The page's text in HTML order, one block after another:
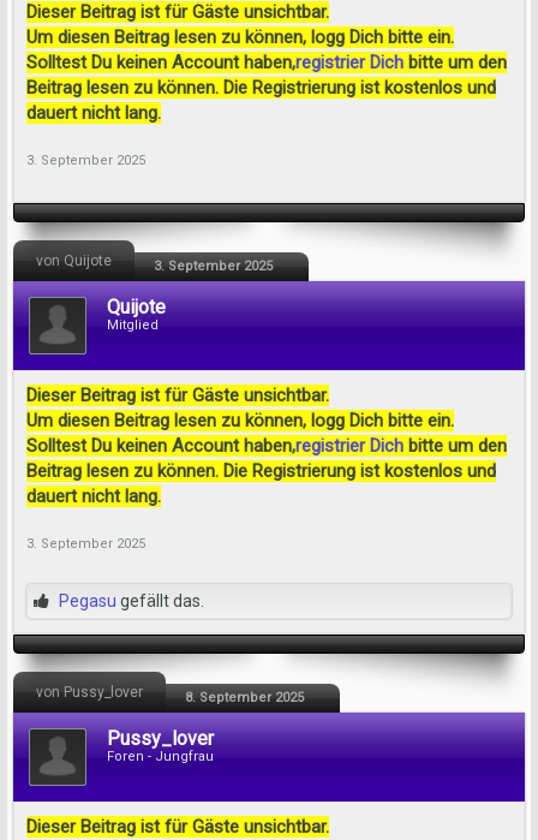
Dieser Beitrag ist für Gäste unsichtbar.
Um diesen Beitrag lesen zu können, logg Dich bitte ein.
Solltest Du keinen Account haben,registrier Dich bitte um den
Beitrag lesen zu können. Die Registrierung ist kostenlos und
dauert nicht lang.
3. September 2025
von Quijote 3. September 2025
Quijote
Mitglied
Dieser Beitrag ist für Gäste unsichtbar.
Um diesen Beitrag lesen zu können, logg Dich bitte ein.
Solltest Du keinen Account haben,registrier Dich bitte um den
Beitrag lesen zu können. Die Registrierung ist kostenlos und
dauert nicht lang.
3. September 2025
Pegasu gefällt das.
von Pussy_lover 8. September 2025
Pussy_lover
Foren - Jungfrau
Dieser Beitrag ist für Gäste unsichtbar.